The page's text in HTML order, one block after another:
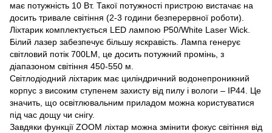
має потужність 10 Вт. Такої потужності пристрою вистачає на
досить тривале світіння (2-3 години безперервної роботи).
Ліхтарик комплектується LED лампою P50/White Laser Wick.
Білий лазер забезпечує більшу яскравість. Лампа генерує
світловий потік 700LM, це досить потужний промінь, з
діапазоном світіння 450-550 м.
Світлодіодний ліхтарик має циліндричний водонепроникний
корпус з високим ступенем захисту від пилу і вологи – IP44. Це
значить, що освітлювальним приладом можна користуватися
під час дощу чи снігу.
Завдяки функції ZOOM ліхтар можна змінити фокус світіння від